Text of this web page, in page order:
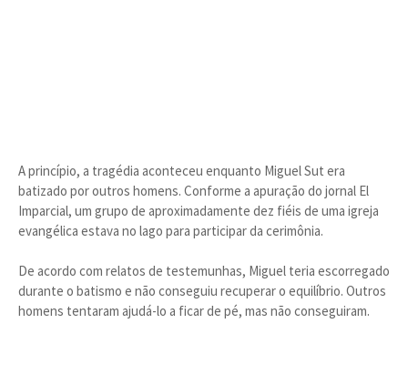
A princípio, a tragédia aconteceu enquanto Miguel Sut era
batizado por outros homens. Conforme a apuração do jornal El
Imparcial, um grupo de aproximadamente dez fiéis de uma igreja
evangélica estava no lago para participar da cerimônia.
De acordo com relatos de testemunhas, Miguel teria escorregado
durante o batismo e não conseguiu recuperar o equilíbrio. Outros
homens tentaram ajudá-lo a ficar de pé, mas não conseguiram.